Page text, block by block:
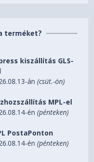
Vigyél stílust
aprítására alkalmas
egyszerűen
P4 biztonsági
(Leitz
alkalmas–
irodákba
terméket?
kiszállítás GLS-
án(csüt.-ön)
MPL-el
én(pénteken)
PostaPonton
én(pénteken)